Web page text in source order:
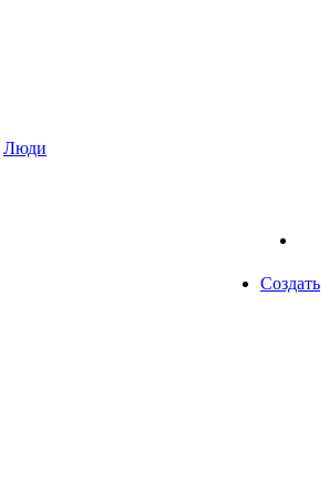
Люди
Создать